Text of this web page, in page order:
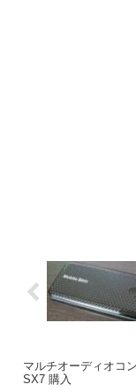
マルチオーディオコ
SX7 購入